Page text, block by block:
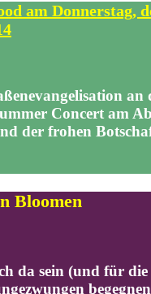
am Donnerstag,
Concert am
der frohen
Bloomen
da sein (und für